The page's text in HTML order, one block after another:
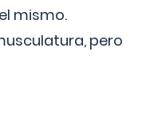
mismo.
pero